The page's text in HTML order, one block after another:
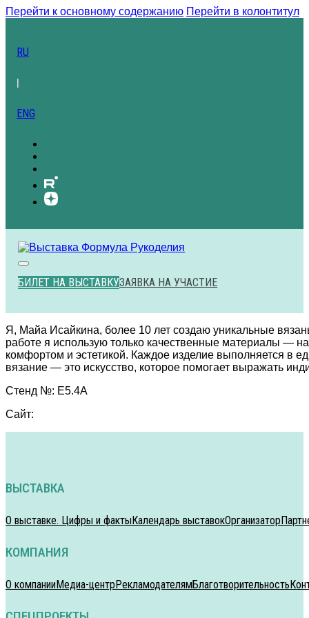
Перейти к основному содержанию Перейти в колонтитул
RU
ENG
БИЛЕТ НА ВЫСТАВКУЗАЯВКА НА УЧАСТИЕ
Я, Майа Исайкина, более 10 лет создаю уникальные
работе я использую только качественные материалы —
комфортом и эстетикой. Каждое изделие выполняется в
вязание — это искусство, которое помогает выражать
Стенд №: E5.4A
Сайт:
ВЫСТАВКА
О выставке. Цифры и фактыКалендарь выставокОрганизатор
КОМПАНИЯ
О компанииМедиа-центрРекламодателямБлаготворительность